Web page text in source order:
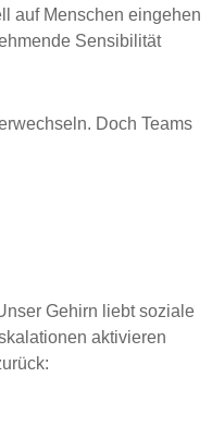
auf Menschen eingehen
Sensibilität
Doch Teams
Gehirn liebt soziale
aktivieren